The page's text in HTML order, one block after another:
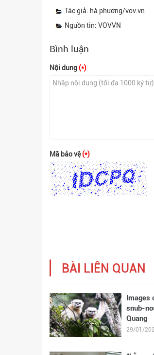
Tác giả: hà phương/vov.vn
Nguồn tin: VOVVN
Bình luận
Nội dung (*)
Mã bảo vệ(*)
BÀI LIÊN QUAN
Images
snub-
Quang
29/01/